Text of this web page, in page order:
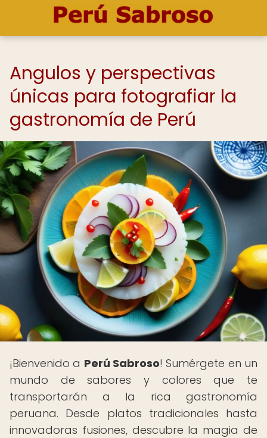
Angulos y perspectivas
únicas para fotografiar la
gastronomía de Perú
¡Bienvenido a Perú Sabroso! Sumérgete en un
mundo de sabores y colores que te
transportarán a la rica gastronomía
peruana. Desde platos tradicionales hasta
innovadoras fusiones, descubre la magia de